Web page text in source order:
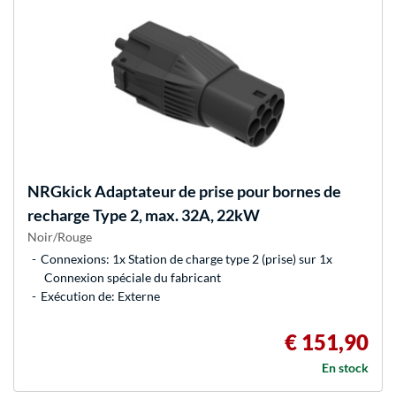
NRGkickAdaptateur de prise pour bornes de
recharge Type 2, max. 32A, 22kW
Noir/Rouge
Connexions: 1x Station de charge type 2 (prise) sur 1x
Connexion spéciale du fabricant
Exécution de: Externe
€ 151,90
En stock